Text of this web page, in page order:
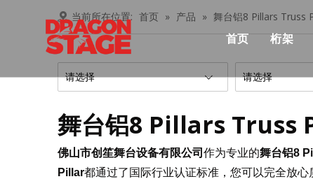
首页
产品中心
桁架
桁
忍
当前所在位置: 首页 » 产品 » 舞台铝8 Pillars Truss
请选择 请选择
舞台铝8 Pillars Truss
佛山市创笙舞台设备有限公司 作为专业的舞台铝8
Pillar都通过了国际行业认证标准，您可以完全放